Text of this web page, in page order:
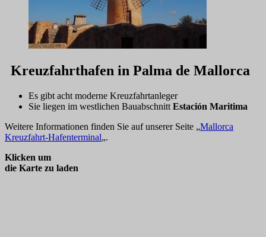
Kreuzfahrthafen in Palma de Mallorca
Es gibt acht moderne Kreuzfahrtanleger
Sie liegen im westlichen Bauabschnitt Estación Maritima
Weitere Informationen finden Sie auf unserer Seite „Mallorca
Kreuzfahrt-Hafenterminal„.
Klicken um
die Karte zu laden